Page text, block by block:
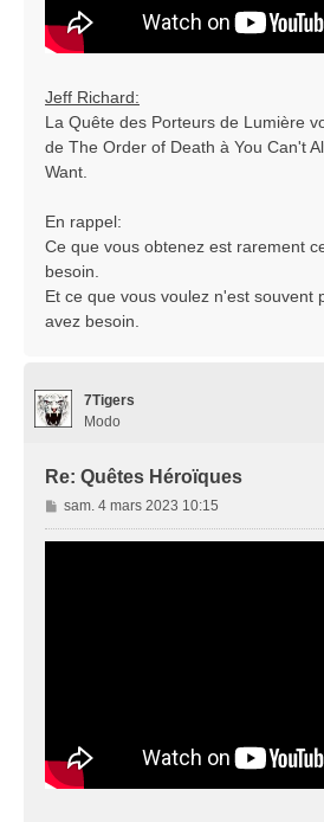
Jeff Richard:
La Quête des Porteurs de Lumière
de The Order of Death à You Can't
Want.
En rappel:
Ce que vous obtenez est rarement
besoin.
Et ce que vous voulez n'est souvent
avez besoin.
7Tigers
Modo
Re: Quêtes Héroïques
M
e
s
sam. 4 mars 2023 10:15